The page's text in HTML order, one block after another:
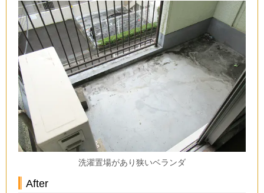
洗濯置場があり狭いベランダ
After